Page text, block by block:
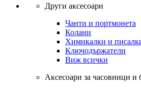
Други аксесоари
Чанти и портмонета
Колани
Химикалки и
Ключодържатели
Виж всички
Аксесоари за часовници и